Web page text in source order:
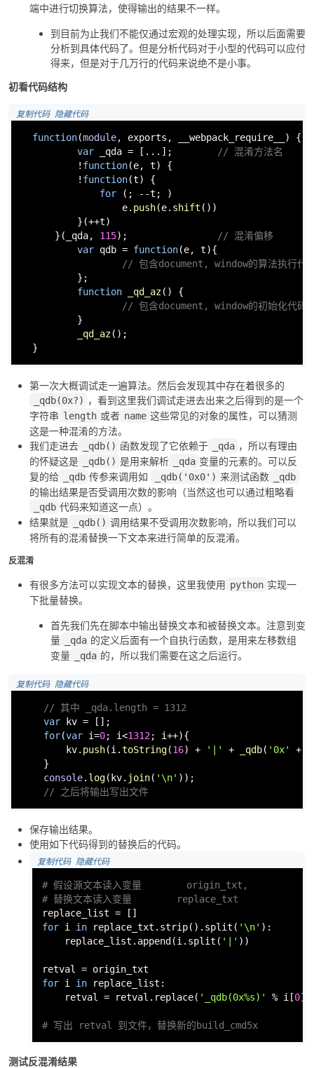
端中进行切换算法，使得输出的结果不一样。
到目前为止我们不能仅通过宏观的处理实现，所以后面需要
分析到具体代码了。但是分析代码对于小型的代码可以应付
得来，但是对于几万行的代码来说绝不是小事。
初看代码结构
复制代码 隐藏代码
function(module, exports , __webpack_require__
) {
var _qda = [...];
// 混淆方法名
! function(e, t) {
! function(t) {
for (; --t; )
e. push(e. shift ())
}(++t)
}(_qda, 115);
// 混淆偏移
var qdb = function(e, t){
// 包含document, window的算法执行代
};
function
_qd_az( ) {
// 包含document, window的初始化代码
}
_qd_az();
}
第一次大概调试走一遍算法。然后会发现其中存在着很多的
_qdb(0x?) ，看到这里我们调试走进去出来之后得到的是一个
字符串 length 或者 name 这些常见的对象的属性，可以猜测
这是一种混淆的方法。
我们走进去
_qdb() 函数发现了它依赖于 _qda ，所以有理由
的怀疑这是
_qdb() 是用来解析 _qda 变量的元素的。可以反
复的给
_qdb 传参来调用如 _qdb('0x0') 来测试函数 _qdb
的输出结果是否受调用次数的影响（当然这也可以通过粗略看
_qdb 代码来知道这一点）。
结果就是
_qdb() 调用结果不受调用次数影响，所以我们可以
将所有的混淆替换一下文本来进行简单的反混淆。
反混淆
有很多方法可以实现文本的替换，这里我使用 python 实现一
下批量替换。
首先我们先在脚本中输出替换文本和被替换文本。注意到变
量
_qda 的定义后面有一个自执行函数，是用来左移数组
变量
_qda 的，所以我们需要在这之后运行。
复制代码 隐藏代码
// 其中 _qda.length = 1312
var kv = [];
for(var i=0; i<1312; i++){
kv. push(i.toString(16) + '|' + _qdb( '0x'
+
}
console. log(kv. join( '\n' ));
// 之后将输出写出文件
保存输出结果。
使用如下代码得到的替换后的代码。
复制代码 隐藏代码
# 假设源文本读入变量        origin_txt,
# 替换文本读入变量        replace_txt
for i in replace_txt.strip().split( '\n' ):
replace_list.append(i.split( '|' ))
for i in replace_list:
retval = retval.replace( '_qdb(0x%s)' % i[0
# 写出 retval 到文件，替换新的build_cmd5x
测试反混淆结果